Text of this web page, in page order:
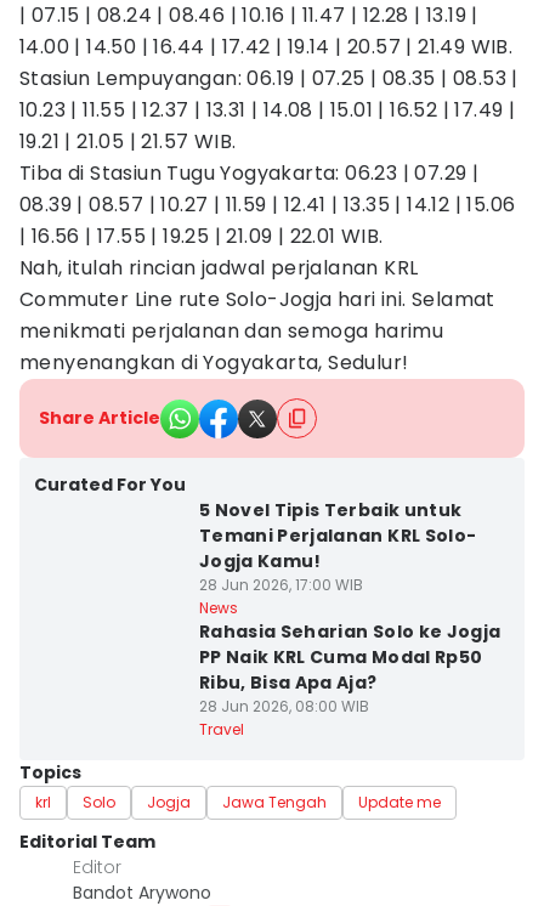
| 07.15 | 08.24 | 08.46 | 10.16 | 11.47 | 12.28 | 13.19 |
14.00 | 14.50 | 16.44 | 17.42 | 19.14 | 20.57 | 21.49 WIB.
Stasiun Lempuyangan: 06.19 | 07.25 | 08.35 | 08.53 |
10.23 | 11.55 | 12.37 | 13.31 | 14.08 | 15.01 | 16.52 | 17.49 |
19.21 | 21.05 | 21.57 WIB.
Tiba di Stasiun Tugu Yogyakarta: 06.23 | 07.29 |
08.39 | 08.57 | 10.27 | 11.59 | 12.41 | 13.35 | 14.12 | 15.06
| 16.56 | 17.55 | 19.25 | 21.09 | 22.01 WIB.
Nah, itulah rincian jadwal perjalanan KRL
Commuter Line rute Solo-Jogja hari ini. Selamat
menikmati perjalanan dan semoga harimu
menyenangkan di Yogyakarta, Sedulur!
Share Article
Curated For You
5 Novel Tipis Terbaik untuk
Temani Perjalanan KRL Solo-
Jogja Kamu!
28 Jun 2026, 17:00 WIB
News
Rahasia Seharian Solo ke Jogja
PP Naik KRL Cuma Modal Rp50
Ribu, Bisa Apa Aja?
28 Jun 2026, 08:00 WIB
Travel
Topics
krl Solo Jogja Jawa Tengah Update me
Editorial Team
Editor
Bandot Arywono